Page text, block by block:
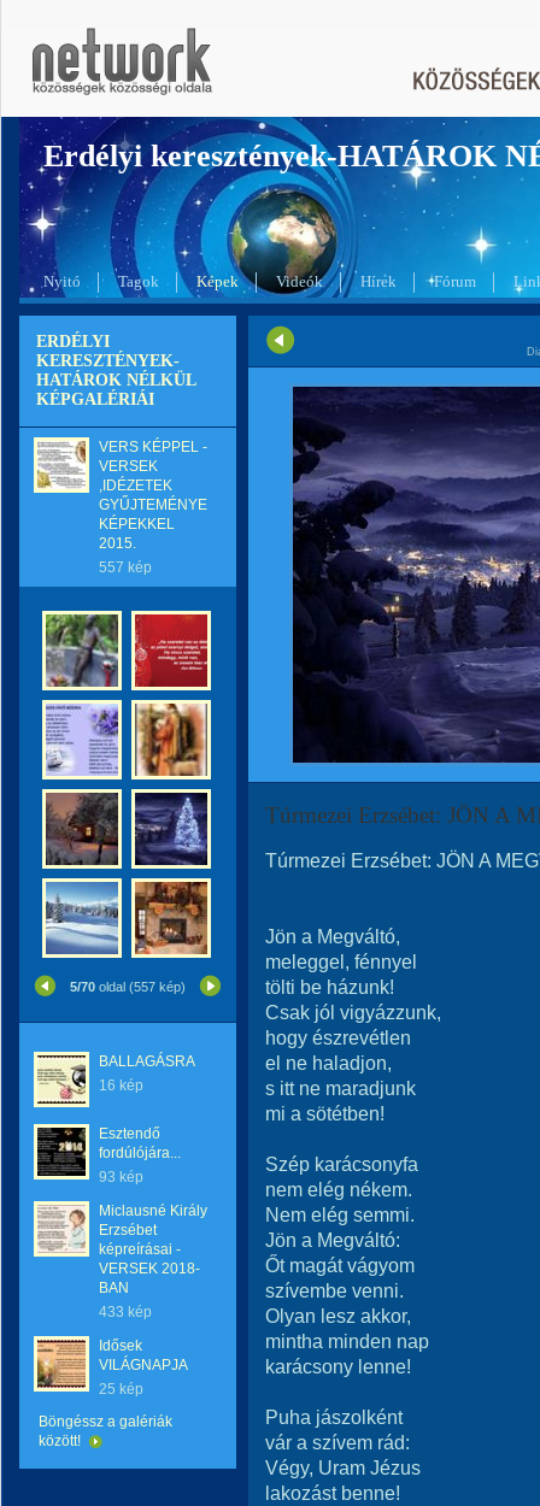
Erdélyi keresztények-HATÁROK
Nyitó Tagok Képek Videók Hírek Fórum
ERDÉLYI
KERESZTÉNYEK-
HATÁROK NÉLKÜL
KÉPGALÉRIÁI
VERS KÉPPEL -
VERSEK
,IDÉZETEK
GYŰJTEMÉNYE
KÉPEKKEL
2015.
557 kép
5/70 oldal (557 kép)
BALLAGÁSRA
16 kép
Esztendő
fordúlójára...
93 kép
Miclausné Király
Erzsébet
képreírásai -
VERSEK 2018-
BAN
433 kép
Idősek
VILÁGNAPJA
25 kép
Böngéssz a galériák
között!
Túrmezei Erzsébet: JÖN A
Túrmezei Erzsébet: JÖN A
Jön a Megváltó,
meleggel, fénnyel
tölti be házunk!
Csak jól vigyázzunk,
hogy észrevétlen
el ne haladjon,
s itt ne maradjunk
mi a sötétben!
Szép karácsonyfa
nem elég nékem.
Nem elég semmi.
Jön a Megváltó:
Őt magát vágyom
szívembe venni.
Olyan lesz akkor,
mintha minden nap
karácsony lenne!
Puha jászolként
vár a szívem rád:
Végy, Uram Jézus
lakozást benne!